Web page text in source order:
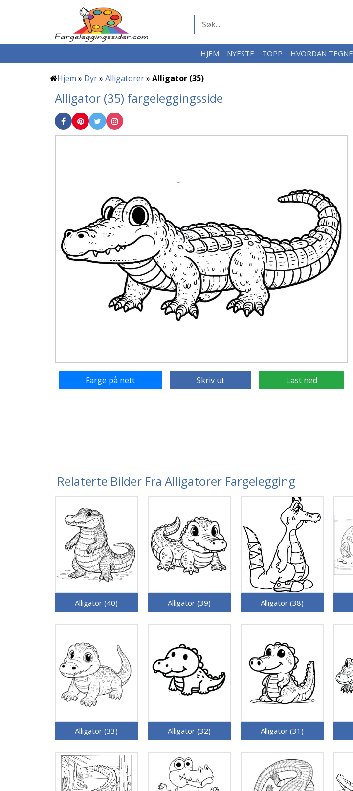
HJEM NYESTE TOPP HVORDAN TEGNE
Hjem » Dyr» Alligatorer» Alligator (35)
Alligator (35) fargeleggingsside
Farge på nett Skriv ut Last ned
Relaterte Bilder Fra Alligatorer Fargelegging
Alligator (40) Alligator (39) Alligator (38)
Alligator (33) Alligator (32) Alligator (31)